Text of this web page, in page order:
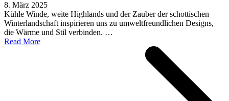
8. März 2025
Kühle Winde, weite Highlands und der Zauber der schottischen
Winterlandschaft inspirieren uns zu umweltfreundlichen Designs,
die Wärme und Stil verbinden. …
Read More